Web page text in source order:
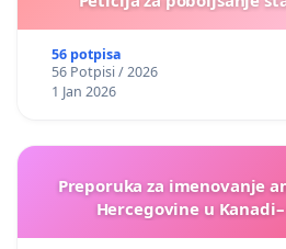
56 potpisa
56 Potpisi / 2026
1 Jan 2026
Preporuka za imenovanje
Hercegovine u